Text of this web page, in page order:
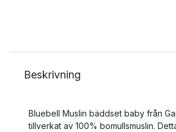
Beskrivning
Bluebell Muslin bäddset baby från
tillverkat av 100% bomullsmuslin.